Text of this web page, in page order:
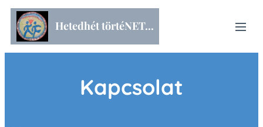
Hetedhét törtéNET...
Kapcsolat